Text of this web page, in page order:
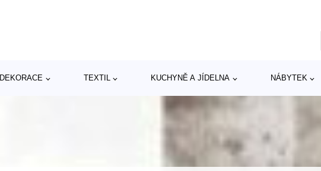
DEKORACE TEXTIL KUCHYNĚ A JÍDELNA NÁBYTEK